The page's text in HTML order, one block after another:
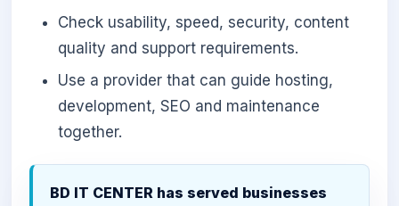
Check usability, speed, security, content
quality and support requirements.
Use a provider that can guide hosting,
development, SEO and maintenance
together.
BD IT CENTER has served businesses